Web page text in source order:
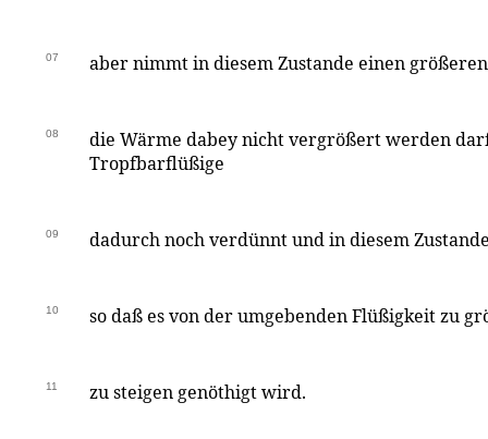
07 aber nimmt in diesem Zustande einen
08
die Wärme dabey nicht vergrößert werden
Tropfbarflüßige
09 dadurch noch verdünnt und in diesem
10 so daß es von der umgebenden Flüßigkeit zu
11 zu steigen genöthigt wird.